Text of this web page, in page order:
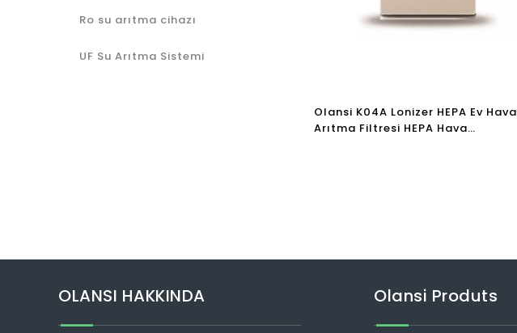
Ro su arıtma cihazı
UF Su Arıtma Sistemi
Olansi K04A Lonizer HEPA Ev Hava
Arıtma Filtresi HEPA Hava
OLANSI HAKKINDA Olansi Produts